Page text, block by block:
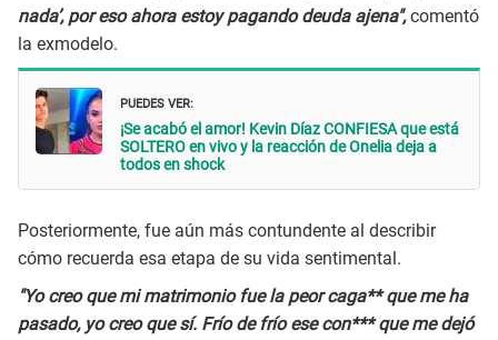
nada’, por eso ahora estoy pagando deuda ajena",comentó
la exmodelo.
PUEDES VER:
¡Se acabó el amor! Kevin Díaz CONFIESA que está
SOLTERO en vivo y la reacción de Onelia deja a
todos en shock
Posteriormente, fue aún más contundente al describir
cómo recuerda esa etapa de su vida sentimental.
"Yo creo que mi matrimonio fue la peor caga** que me ha
pasado, yo creo que sí. Frío de frío ese con*** que me dejó